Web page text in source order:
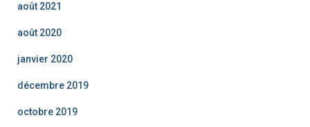
août 2021
août 2020
janvier 2020
décembre 2019
octobre 2019